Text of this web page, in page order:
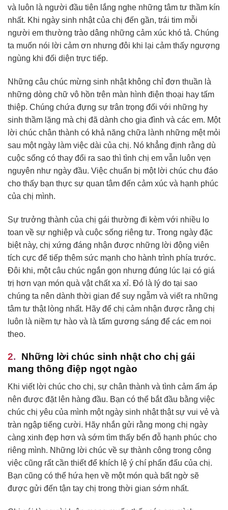
và luôn là người đầu tiên lắng nghe những tâm tư thầm kín
nhất. Khi ngày sinh nhật của chị đến gần, trái tim mỗi
người em thường trào dâng những cảm xúc khó tả. Chúng
ta muốn nói lời cảm ơn nhưng đôi khi lại cảm thấy ngượng
ngùng khi đối diện trực tiếp.
Những câu chúc mừng sinh nhật không chỉ đơn thuần là
những dòng chữ vô hồn trên màn hình điện thoại hay tấm
thiệp. Chúng chứa đựng sự trân trọng đối với những hy
sinh thầm lặng mà chị đã dành cho gia đình và các em. Một
lời chúc chân thành có khả năng chữa lành những mệt mỏi
sau một ngày làm việc dài của chị. Nó khẳng định rằng dù
cuộc sống có thay đổi ra sao thì tình chị em vẫn luôn vẹn
nguyên như ngày đầu. Việc chuẩn bị một lời chúc chu đáo
cho thấy bạn thực sự quan tâm đến cảm xúc và hạnh phúc
của chị mình.
Sự trưởng thành của chị gái thường đi kèm với nhiều lo
toan về sự nghiệp và cuộc sống riêng tư. Trong ngày đặc
biệt này, chị xứng đáng nhận được những lời động viên
tích cực để tiếp thêm sức mạnh cho hành trình phía trước.
Đôi khi, một câu chúc ngắn gọn nhưng đúng lúc lại có giá
trị hơn vạn món quà vật chất xa xỉ. Đó là lý do tại sao
chúng ta nên dành thời gian để suy ngẫm và viết ra những
tâm tư thật lòng nhất. Hãy để chị cảm nhận được rằng chị
luôn là niềm tự hào và là tấm gương sáng để các em noi
theo.
Những lời chúc sinh nhật cho chị gái
mang thông điệp ngọt ngào
Khi viết lời chúc cho chị, sự chân thành và tình cảm ấm áp
nên được đặt lên hàng đầu. Bạn có thể bắt đầu bằng việc
chúc chị yêu của mình một ngày sinh nhật thật sự vui vẻ và
tràn ngập tiếng cười. Hãy nhắn gửi rằng mong chị ngày
càng xinh đẹp hơn và sớm tìm thấy bến đỗ hạnh phúc cho
riêng mình. Những lời chúc về sự thành công trong công
việc cũng rất cần thiết để khích lệ ý chí phấn đấu của chị.
Bạn cũng có thể hứa hẹn về một món quà bất ngờ sẽ
được gửi đến tận tay chị trong thời gian sớm nhất.